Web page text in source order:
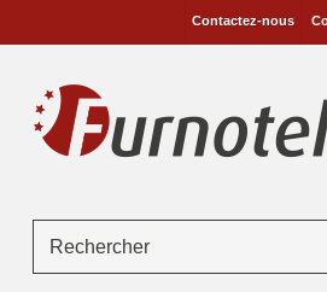
Contactez-nous